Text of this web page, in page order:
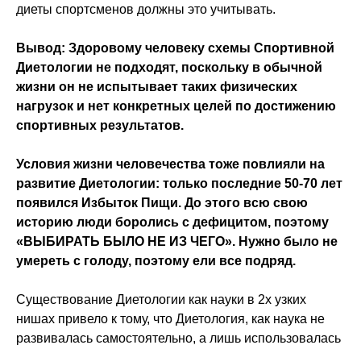
диеты спортсменов должны это учитывать.
Вывод: Здоровому человеку схемы Спортивной
Диетологии не подходят, поскольку в обычной
жизни он не испытывает таких физических
нагрузок и нет конкретных целей по достижению
спортивных результатов.
Условия жизни человечества тоже повлияли на
развитие Диетологии: только последние 50-70 лет
появился Избыток Пищи. До этого всю свою
историю люди боролись с дефицитом, поэтому
«ВЫБИРАТЬ БЫЛО НЕ ИЗ ЧЕГО». Нужно было не
умереть с голоду, поэтому ели все подряд.
Существование Диетологии как науки в 2х узких
нишах привело к тому, что Диетология, как наука не
развивалась самостоятельно, а лишь использовалась